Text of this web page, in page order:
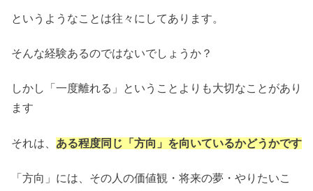
というようなことは往々にしてあります。
そんな経験あるのではないでしょうか？
しかし「一度離れる」ということよりも大切なことがあり
ます
それは、 ある程度同じ「方向」を向いているかどうかです
「方向」には、その人の価値観・将来の夢・やりたいこ